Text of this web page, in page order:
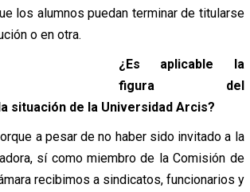
los alumnos puedan terminar de titularse
o en otra.
¿Es aplicable la
figura del
situación de la Universidad Arcis?
a pesar de no haber sido invitado a la
sí como miembro de la Comisión de
recibimos a sindicatos, funcionarios y